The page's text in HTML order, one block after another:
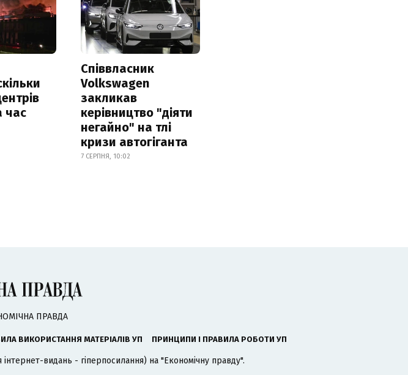
час
Співвласник
Volkswagen
закликав
керівництво "діяти
негайно" на тлі
кризи автогіганта
7 СЕРПНЯ, 10:02
ПРАВДА
ВИКОРИСТАННЯ МАТЕРІАЛІВ УП ПРИНЦИПИ І ПРАВИЛА РОБОТИ УП
видань - гіперпосилання) на "Економічну правду".